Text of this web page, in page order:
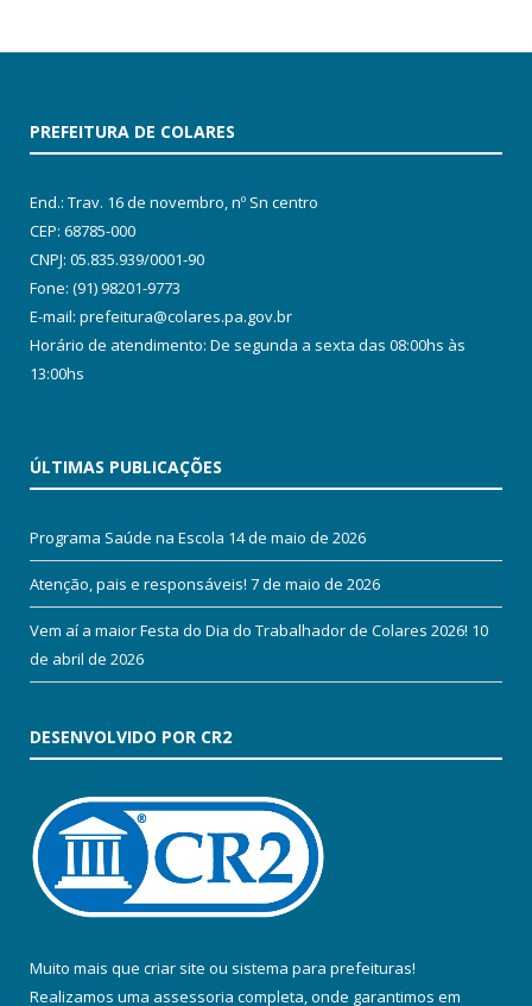
PREFEITURA DE COLARES
End.: Trav. 16 de novembro, nº Sn centro
CEP: 68785-000
CNPJ: 05.835.939/0001-90
Fone: (91) 98201-9773
E-mail: prefeitura@colares.pa.gov.br
Horário de atendimento: De segunda a sexta das 08:00hs às
13:00hs
ÚLTIMAS PUBLICAÇÕES
Programa Saúde na Escola 14 de maio de 2026
Atenção, pais e responsáveis! 7 de maio de 2026
Vem aí a maior Festa do Dia do Trabalhador de Colares 2026! 10
de abril de 2026
DESENVOLVIDO POR CR2
Muito mais que criar site ou sistema para prefeituras!
Realizamos uma assessoria completa, onde garantimos em